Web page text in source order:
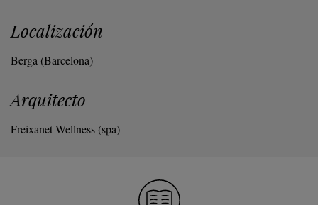
Localización
Berga (Barcelona)
Arquitecto
Freixanet Wellness (spa)